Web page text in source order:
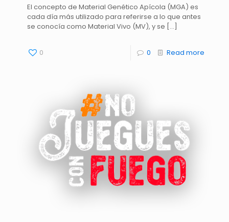
El concepto de Material Genético Apícola (MGA) es
cada día más utilizado para referirse a lo que antes
se conocía como Material Vivo (MV), y se […]
0 0 Read more